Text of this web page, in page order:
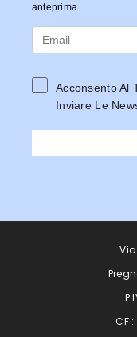
anteprima
Acconsento Al
Inviare Le
CF